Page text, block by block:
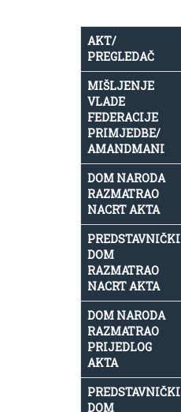
AKT/
PREGLEDAČ
MIŠLJENJE
VLADE
FEDERACIJE
PRIMJEDBE/
AMANDMANI
DOM NARODA
RAZMATRAO
NACRT AKTA
PREDSTAVNIČKI
DOM
RAZMATRAO
NACRT AKTA
DOM NARODA
RAZMATRAO
PRIJEDLOG
AKTA
PREDSTAVNIČKI
DOM